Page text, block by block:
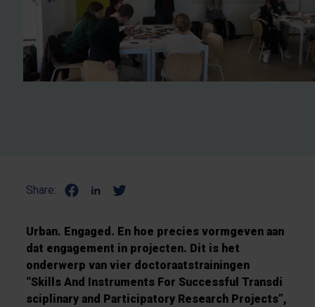
Share:
Urban. Engaged. En hoe precies vormgeven aan
dat engagement in projecten. Dit is het
onderwerp van vier doctoraatstrainingen
“Skills And Instruments For Successful Transdi
sciplinary and Participatory Research Projects”,